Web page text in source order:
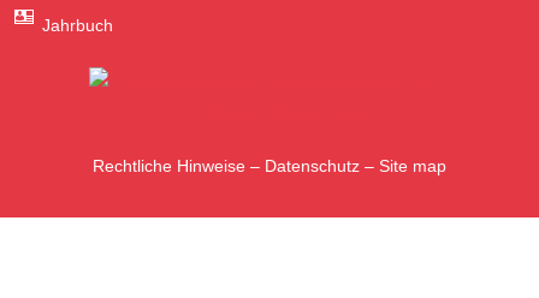
Jahrbuch
Rechtliche Hinweise – Datenschutz – Site map